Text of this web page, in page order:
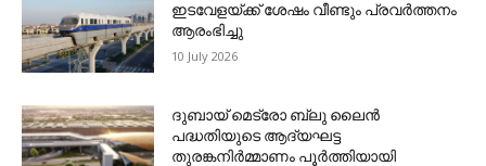
ഇടവേളയ്ക്ക് ശേഷം വീണ്ടും പ്രവര്‍ത്തനം
ആരംഭിച്ചു
10 July 2026
ദുബായ് മെട്രോ ബ്ലു ലൈന്‍
പദ്ധതിയുടെ ആദ്യഘട്ട
തുരങ്കനിര്‍മ്മാണം പൂര്‍ത്തിയായി